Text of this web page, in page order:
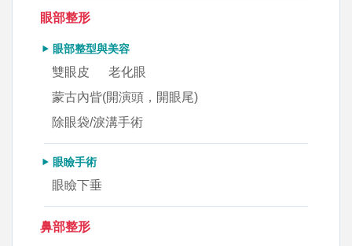
眼部整形
眼部整型與美容
雙眼皮
老化眼
蒙古內眥(開演頭，開眼尾)
除眼袋/淚溝手術
眼瞼手術
眼瞼下垂
鼻部整形